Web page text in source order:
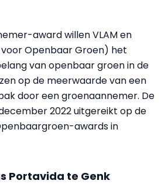
award willen VLAM en
Openbaar Groen) het
van openbaar groen in de
op de meerwaarde van een
door een groenaannemer. De
2022 uitgereikt op de
awards in
Portavida te Genk